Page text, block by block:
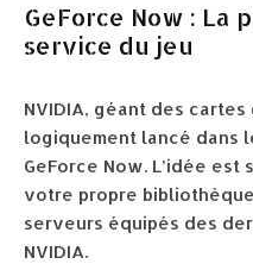
GeForce Now : La
service du jeu
NVIDIA, géant des cartes
logiquement lancé dans
GeForce Now. L’idée est
votre propre
serveurs équipés des
NVIDIA.